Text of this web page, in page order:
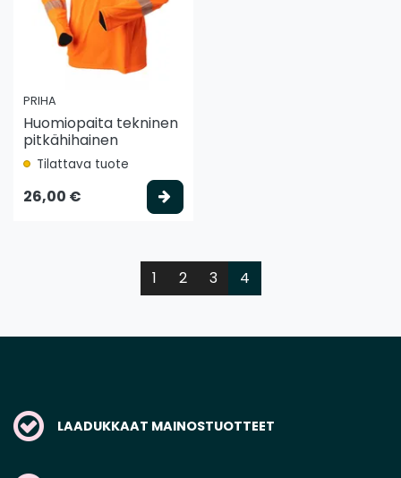
PRIHA
Huomiopaita tekninen
pitkähihainen
Tilattava tuote
26,00 €
1 2 3 4
LAADUKKAAT MAINOSTUOTTEET